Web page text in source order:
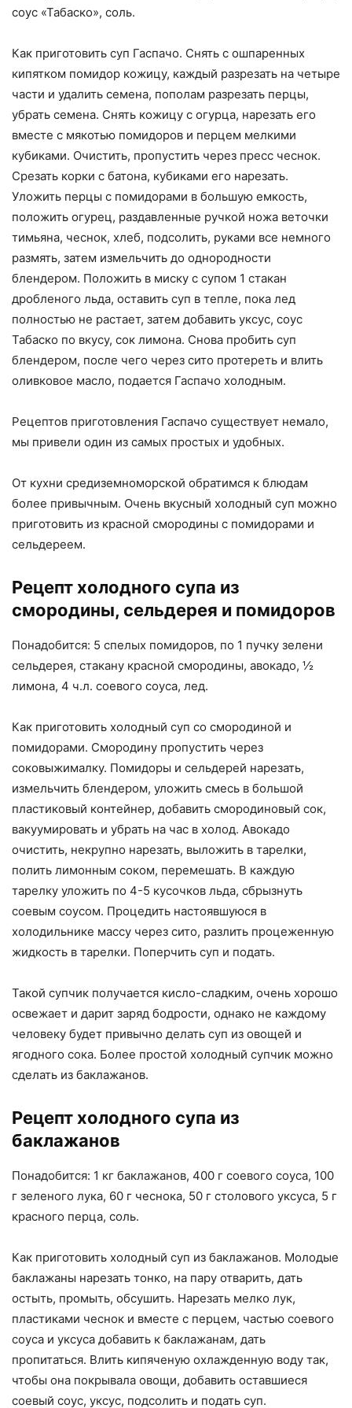
соус «Табаско», соль.
Как приготовить суп Гаспачо. Снять с ошпаренных
кипятком помидор кожицу, каждый разрезать на четыре
части и удалить семена, пополам разрезать перцы,
убрать семена. Снять кожицу с огурца, нарезать его
вместе с мякотью помидоров и перцем мелкими
кубиками. Очистить, пропустить через пресс чеснок.
Срезать корки с батона, кубиками его нарезать.
Уложить перцы с помидорами в большую емкость,
положить огурец, раздавленные ручкой ножа веточки
тимьяна, чеснок, хлеб, подсолить, руками все немного
размять, затем измельчить до однородности
блендером. Положить в миску с супом 1 стакан
дробленого льда, оставить суп в тепле, пока лед
полностью не растает, затем добавить уксус, соус
Табаско по вкусу, сок лимона. Снова пробить суп
блендером, после чего через сито протереть и влить
оливковое масло, подается Гаспачо холодным.
Рецептов приготовления Гаспачо существует немало,
мы привели один из самых простых и удобных.
От кухни средиземноморской обратимся к блюдам
более привычным. Очень вкусный холодный суп можно
приготовить из красной смородины с помидорами и
сельдереем.
Рецепт холодного супа из
смородины, сельдерея и помидоров
Понадобится: 5 спелых помидоров, по 1 пучку зелени
сельдерея, стакану красной смородины, авокадо, ½
лимона, 4 ч.л. соевого соуса, лед.
Как приготовить холодный суп со смородиной и
помидорами. Смородину пропустить через
соковыжималку. Помидоры и сельдерей нарезать,
измельчить блендером, уложить смесь в большой
пластиковый контейнер, добавить смородиновый сок,
вакуумировать и убрать на час в холод. Авокадо
очистить, некрупно нарезать, выложить в тарелки,
полить лимонным соком, перемешать. В каждую
тарелку уложить по 4-5 кусочков льда, сбрызнуть
соевым соусом. Процедить настоявшуюся в
холодильнике массу через сито, разлить процеженную
жидкость в тарелки. Поперчить суп и подать.
Такой супчик получается кисло-сладким, очень хорошо
освежает и дарит заряд бодрости, однако не каждому
человеку будет привычно делать суп из овощей и
ягодного сока. Более простой холодный супчик можно
сделать из баклажанов.
Рецепт холодного супа из
баклажанов
Понадобится: 1 кг баклажанов, 400 г соевого соуса, 100
г зеленого лука, 60 г чеснока, 50 г столового уксуса, 5 г
красного перца, соль.
Как приготовить холодный суп из баклажанов. Молодые
баклажаны нарезать тонко, на пару отварить, дать
остыть, промыть, обсушить. Нарезать мелко лук,
пластиками чеснок и вместе с перцем, частью соевого
соуса и уксуса добавить к баклажанам, дать
пропитаться. Влить кипяченую охлажденную воду так,
чтобы она покрывала овощи, добавить оставшиеся
соевый соус, уксус, подсолить и подать суп.